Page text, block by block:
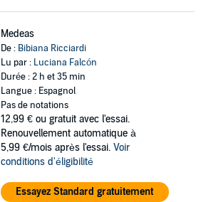
Medeas
De : Bibiana Ricciardi
Lu par : Luciana Falcón
Durée : 2 h et 35 min
Langue : Espagnol
Pas de notations
12,99 € ou gratuit avec l'essai.
Renouvellement automatique à
5,99 €/mois après l'essai. Voir
conditions d'éligibilité
Essayez Standard gratuitement